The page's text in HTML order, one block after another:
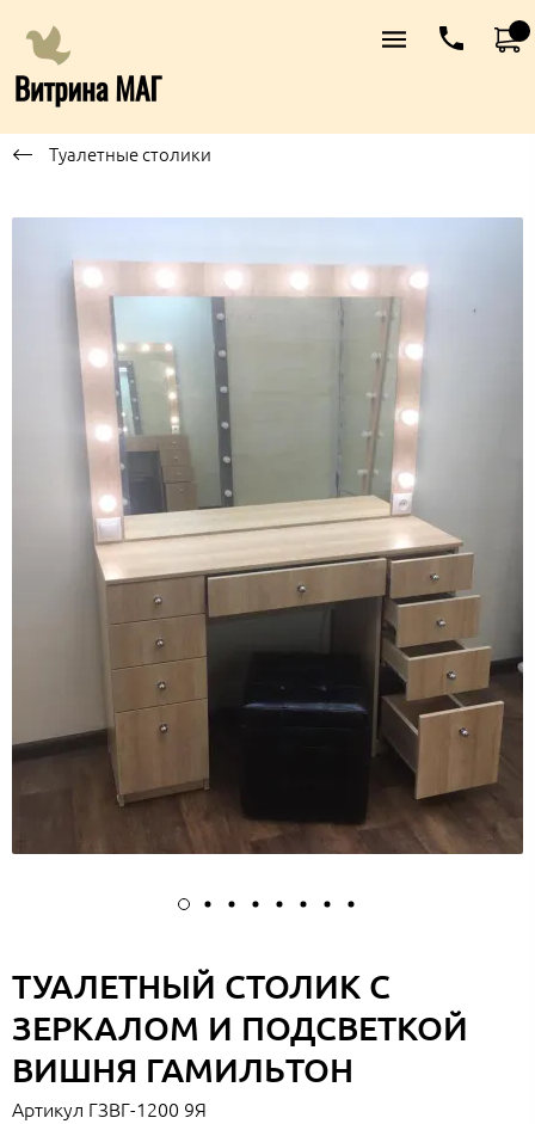
Туалетные столики
ТУАЛЕТНЫЙ СТОЛИК С
ЗЕРКАЛОМ И ПОДСВЕТКОЙ
ВИШНЯ ГАМИЛЬТОН
Артикул ГЗВГ-1200 9Я